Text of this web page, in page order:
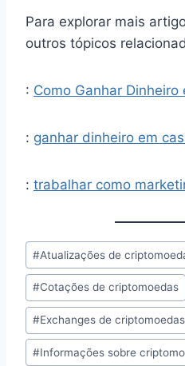
Para explorar mais
outros tópicos
: Como Ganhar Dinheiro
: ganhar dinheiro em
: trabalhar como
Tags
do
Post:
#Atualizações de
#Cotações de criptomoedas
#Exchanges de criptomoedas
#Informações sobre